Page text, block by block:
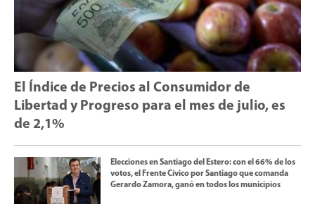
El Índice de Precios al Consumidor de
Libertad y Progreso para el mes de julio, es
de 2,1%
Elecciones en Santiago del Estero: con el 66% de los
votos, el Frente Cívico por Santiago que comanda
Gerardo Zamora, ganó en todos los municipios